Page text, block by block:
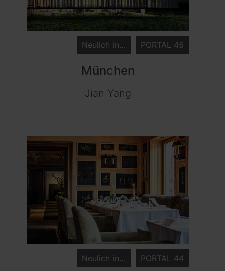
PORTAL 45
Neulich in…
München
Jian Yang
PORTAL 44
Neulich in…